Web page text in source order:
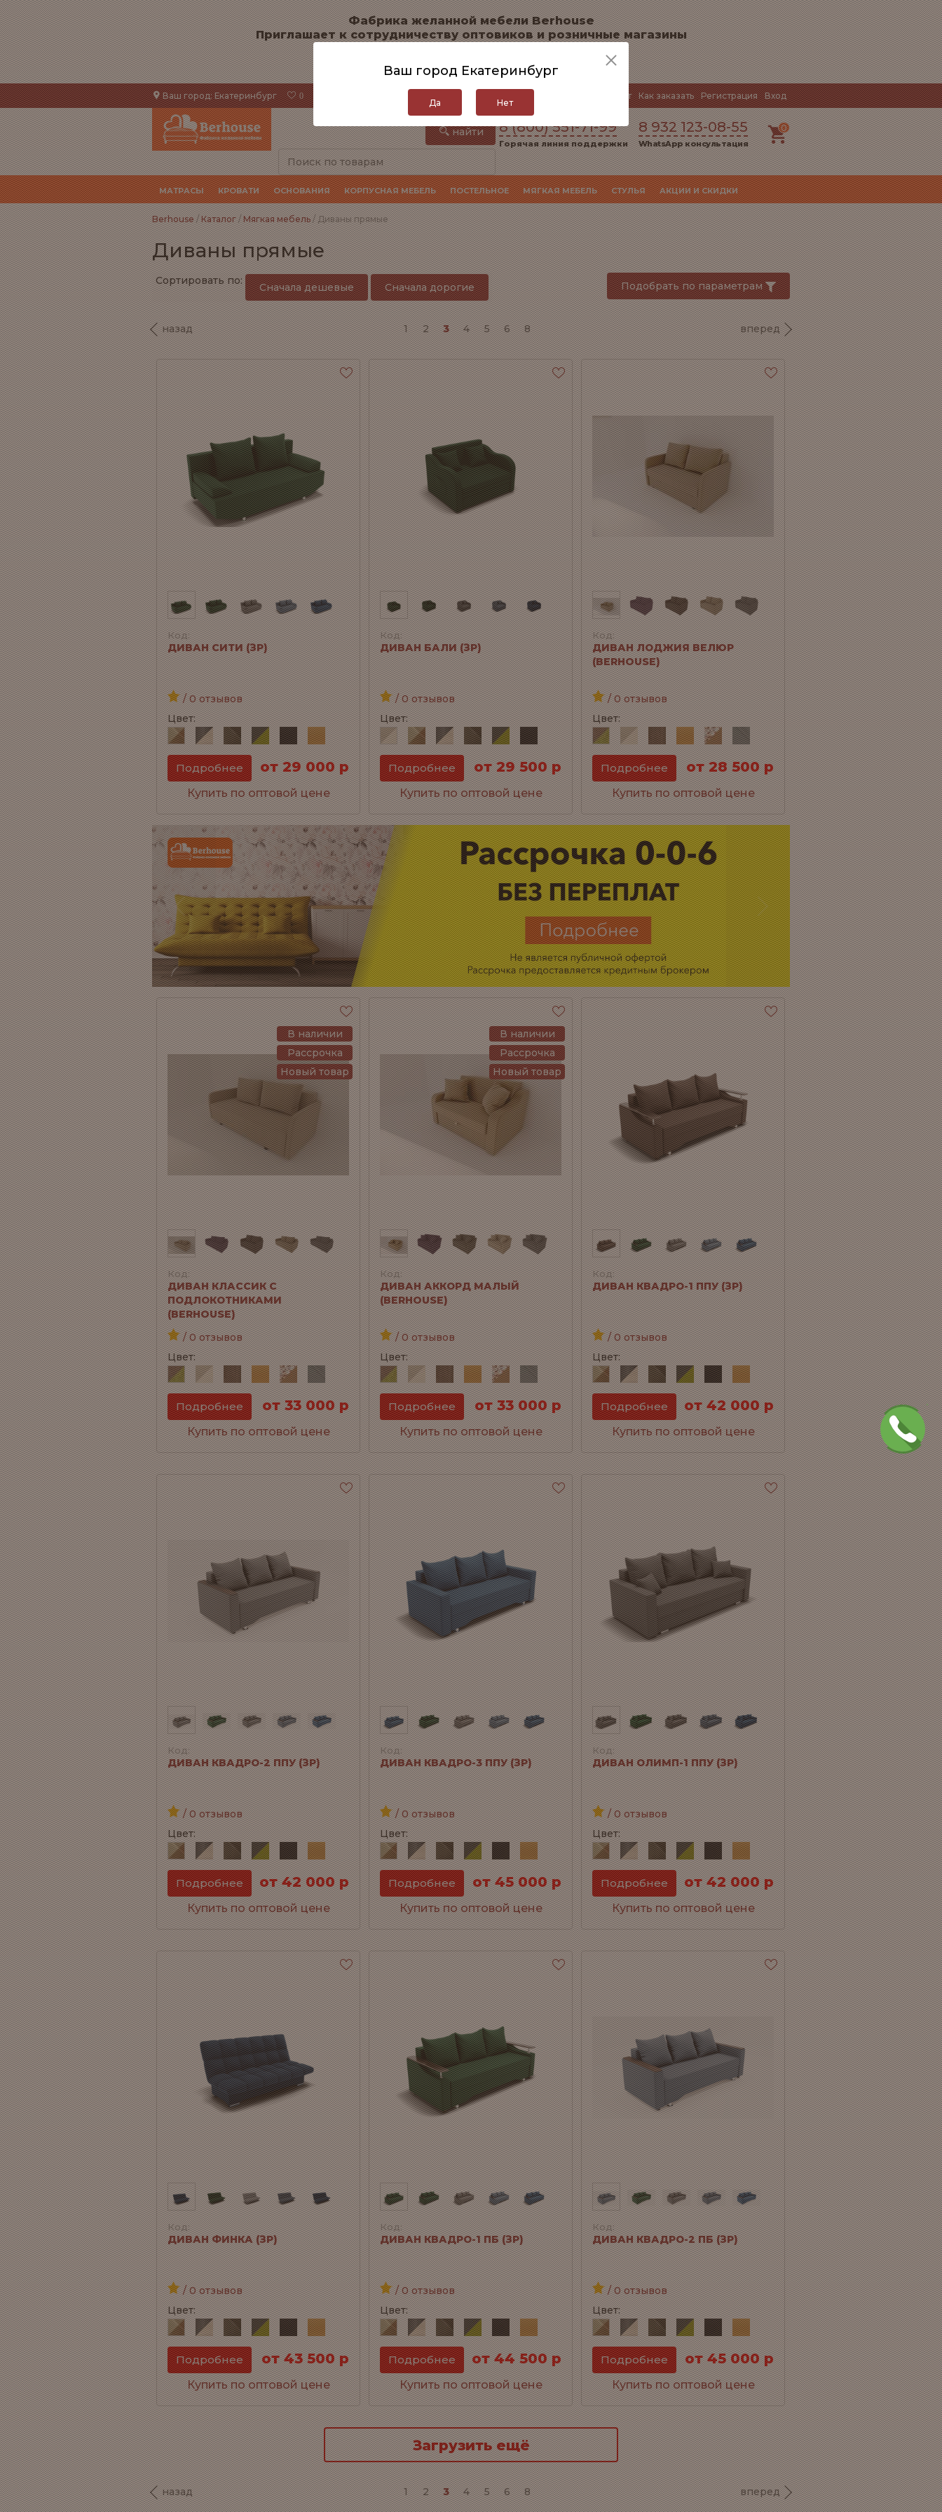
Фабрика желанной мебели Berhouse
Приглашает к сотрудничеству оптовиков и розничные магазины
Перейти на сайт для оптовиков
Ваш город:Екатеринбург
Ваш город Екатеринбург
Да Нет
0 Гарантия и возврат Как заказать Регистрация Вход
0
8 932 123-08-55
WhatsApp консультация
8 (800) 551-71-99
Горячая линия поддержки
найти
МАТРАСЫ КРОВАТИ ОСНОВАНИЯ КОРПУСНАЯ МЕБЕЛЬ ПОСТЕЛЬНОЕ МЯГКАЯ МЕБЕЛЬ СТУЛЬЯ АКЦИИ И СКИДКИ
Berhouse/Каталог/Мягкая мебель/ Диваны прямые
Диваны прямые
Сортировать по:
Сначала дешевые Сначала дорогие Подобрать по параметрам
назад 1 2 3 4 5 6 8 вперед
Код:
ДИВАН СИТИ (ЗР)
/ 0 отзывов
Цвет:
Подробнее от 29 000 р
Купить по оптовой цене
Код:
ДИВАН БАЛИ (ЗР)
/ 0 отзывов
Цвет:
Подробнее от 29 500 р
Купить по оптовой цене
Код:
ДИВАН ЛОДЖИЯ ВЕЛЮР
(BERHOUSE)
/ 0 отзывов
Цвет:
Подробнее от 28 500 р
Купить по оптовой цене
В наличии
Рассрочка
Новый товар
Код:
ДИВАН КЛАССИК С
ПОДЛОКОТНИКАМИ
(BERHOUSE)
/ 0 отзывов
Цвет:
Подробнее от 33 000 р
Купить по оптовой цене
В наличии
Рассрочка
Новый товар
Код:
ДИВАН АККОРД МАЛЫЙ
(BERHOUSE)
/ 0 отзывов
Цвет:
Подробнее от 33 000 р
Купить по оптовой цене
Код:
ДИВАН КВАДРО-1 ППУ (ЗР)
/ 0 отзывов
Цвет:
Подробнее от 42 000 р
Купить по оптовой цене
Код:
ДИВАН КВАДРО-2 ППУ (ЗР)
/ 0 отзывов
Цвет:
Подробнее от 42 000 р
Купить по оптовой цене
Код:
ДИВАН КВАДРО-3 ППУ (ЗР)
/ 0 отзывов
Цвет:
Подробнее от 45 000 р
Купить по оптовой цене
Код:
ДИВАН ОЛИМП-1 ППУ (ЗР)
/ 0 отзывов
Цвет:
Подробнее от 42 000 р
Купить по оптовой цене
Код:
ДИВАН ФИНКА (ЗР)
/ 0 отзывов
Цвет:
Подробнее от 43 500 р
Купить по оптовой цене
Код:
ДИВАН КВАДРО-1 ПБ (ЗР)
/ 0 отзывов
Цвет:
Подробнее от 44 500 р
Купить по оптовой цене
Код:
ДИВАН КВАДРО-2 ПБ (ЗР)
/ 0 отзывов
Цвет:
Подробнее от 45 000 р
Купить по оптовой цене
Загрузить ещё
назад 1 2 3 4 5 6 8 вперед